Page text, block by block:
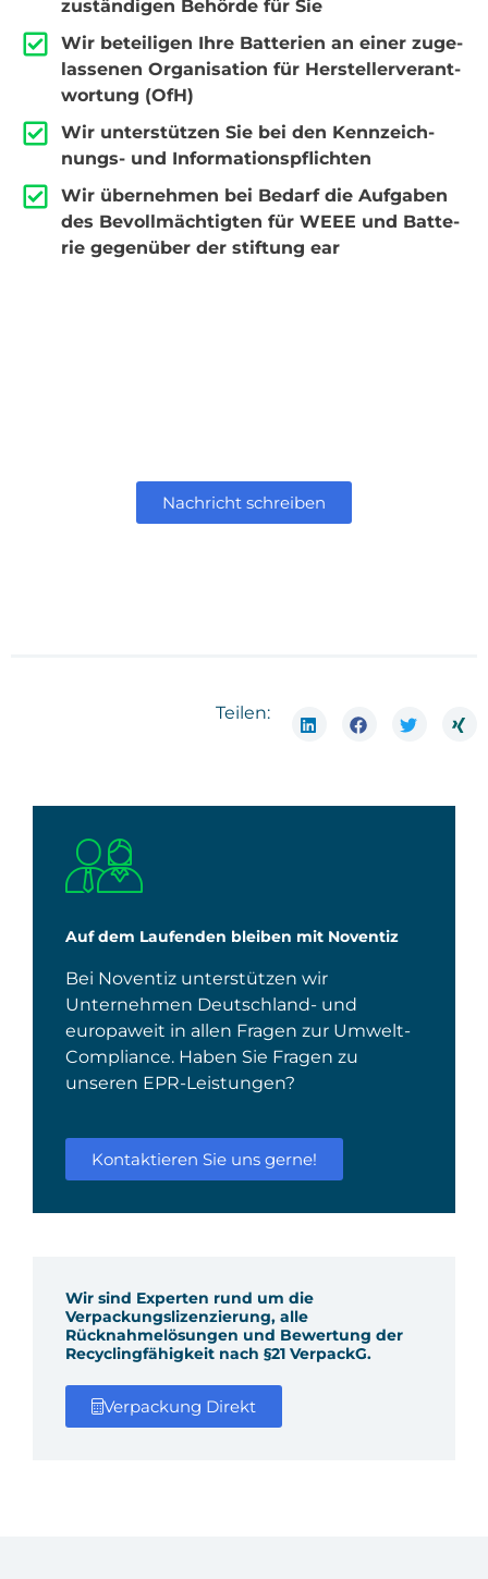
zustän­di­gen Behör­de für Sie
Wir betei­li­gen Ihre Bat­te­rien an einer zuge­
las­se­nen Orga­ni­sa­ti­on für Her­stel­ler­ver­ant­
wor­tung (OfH)
Wir unter­stüt­zen Sie bei den Kenn­zeich­
nungs- und Infor­ma­ti­ons­pflich­ten
Wir über­neh­men bei Bedarf die Auf­ga­ben
des Bevoll­mäch­tig­ten für WEEE und Bat­te­
rie gegen­über der stif­tung ear
Nach­richt schrei­ben
Teilen:
Auf dem Laufenden bleiben mit Noventiz
Bei Noventiz unterstützen wir
Unternehmen Deutschland- und
europaweit in allen Fragen zur Umwelt-
Compliance. Haben Sie Fragen zu
unseren EPR-Leistungen?
Kontaktieren Sie uns gerne!
Wir sind Experten rund um die
Verpackungslizenzierung, alle
Rücknahmelösungen und Bewertung der
Recyclingfähigkeit nach §21 VerpackG.
Verpackung Direkt